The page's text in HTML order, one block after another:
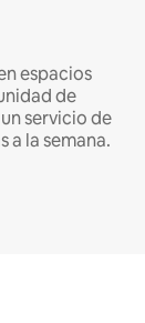
espacios
de
servicio de
a la semana.